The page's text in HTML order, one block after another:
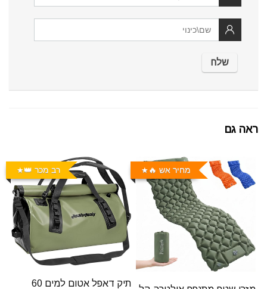
ראה גם
מחיר אש 🔥 רב מכר 👑
תיק דאפל אטום למים 60